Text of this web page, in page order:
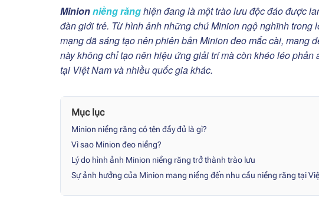
Minionniềng rănghiện đang là một trào lưu độc đáo được
đàn giới trẻ. Từ hình ảnh những chú Minion ngộ nghĩnh
mạng đã sáng tạo nên phiên bản Minion đeo mắc cài, mang
này không chỉ tạo nên hiệu ứng giải trí mà còn khéo léo
tại Việt Nam và nhiều quốc gia khác.
Mục lục
Minion niềng răng có tên đầy đủ là gì?
Vì sao Minion đeo niềng?
Lý do hình ảnh Minion niềng răng trở thành trào lưu
Sự ảnh hưởng của Minion mang niềng đến nhu cầu niềng răng tại